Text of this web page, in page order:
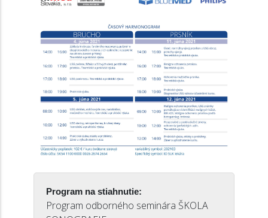
Program na stiahnutie:
Program odborného seminára ŠKOLA